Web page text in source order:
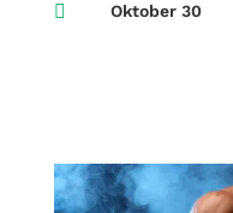
 Oktober 30